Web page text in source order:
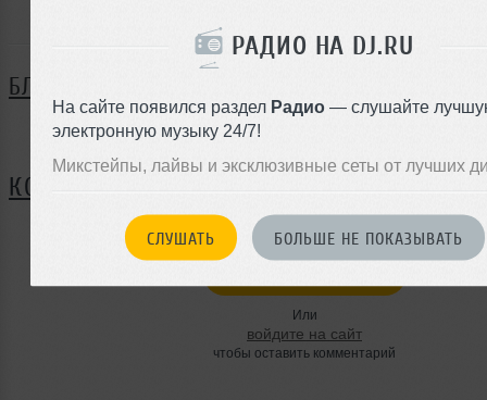
РАДИО НА DJ.RU
На сайте появился раздел Радио — слушайте
электронную музыку 24/7!
Микстейпы, лайвы и эксклюзивные сеты от лучших
СЛУШАТЬ БОЛЬШЕ НЕ ПОКАЗЫВАТЬ
БЛОГ
Нет записей в блоге
КОММЕНТАРИИ
Или
войдите на сайт
чтобы оставить комментарий